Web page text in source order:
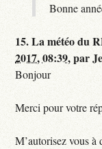
Bonne
15.La météo du
2017, 08:39,par
Bonjour
Merci pour votre
M’autorisez vous